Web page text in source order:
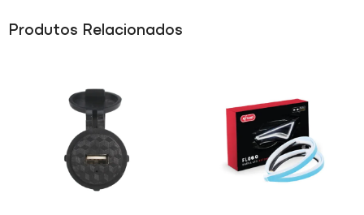
Produtos Relacionados